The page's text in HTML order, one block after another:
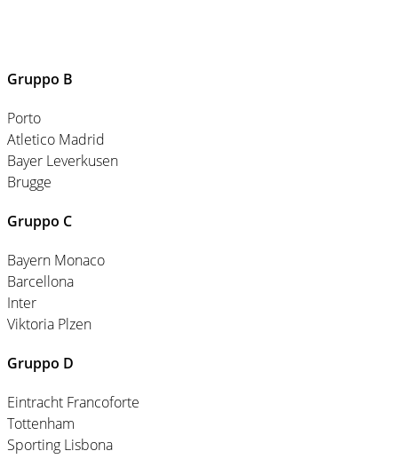
Gruppo B
Porto
Atletico Madrid
Bayer Leverkusen
Brugge
Gruppo C
Bayern Monaco
Barcellona
Inter
Viktoria Plzen
Gruppo D
Eintracht Francoforte
Tottenham
Sporting Lisbona